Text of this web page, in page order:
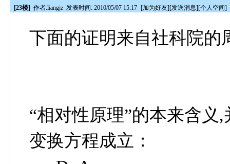
[23楼] 作者:liangjz 发表时间: 2010/05/07 15:17 [加为好友][发送消息][个人空间]
下面的证明来自社科院的
“相对性原理”的本来含义
变换方程成立：